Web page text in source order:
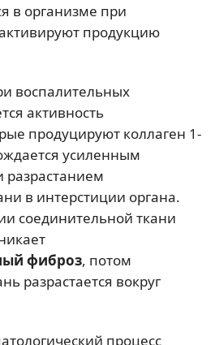
в организме при
продукцию
воспалительных
активность
продуцируют коллаген 1-
усиленным
в интерстиции органа.
соединительной ткани
фиброз, потом
разрастается вокруг
процесс